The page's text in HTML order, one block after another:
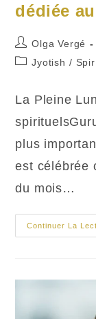
dédiée
Auteur/autrice
de
Olga Vergé
PostJyotish /
La Pleine
plus
est célébrée
du mois…
Continuer La